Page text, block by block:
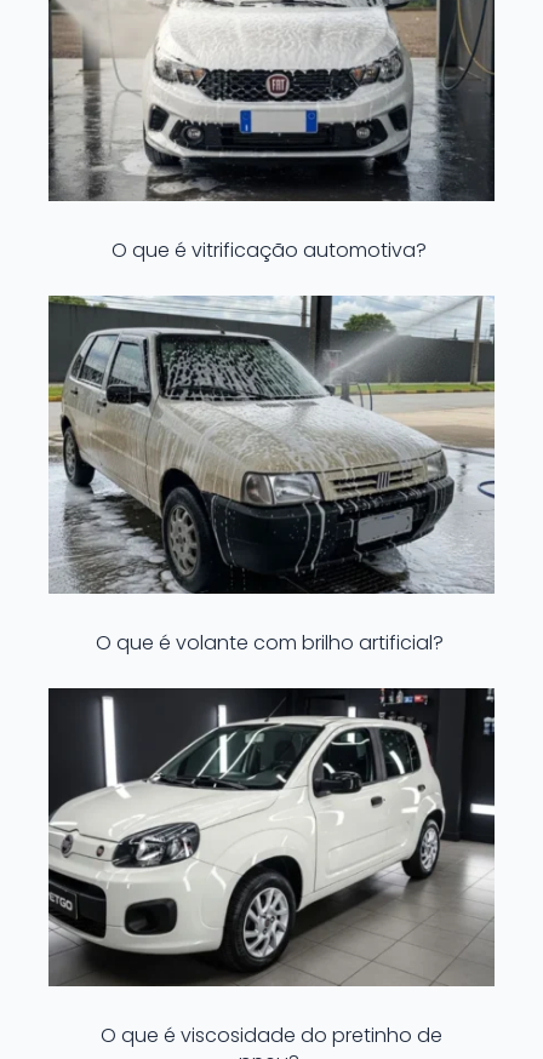
O que é vitrificação automotiva?
O que é volante com brilho artificial?
O que é viscosidade do pretinho de